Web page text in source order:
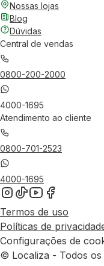
Nossas lojas
Blog
Dúvidas
Central de vendas
0800-200-2000
4000-1695
Atendimento ao cliente
0800-701-2523
4000-1695
Termos de uso
Políticas de
Configurações de
© Localiza - Todos os